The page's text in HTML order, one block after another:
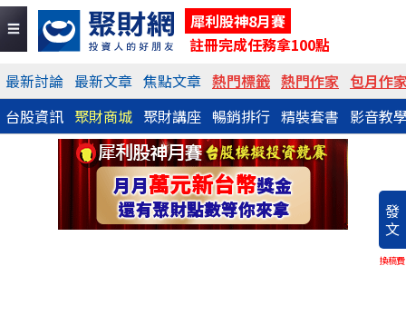
犀利股神8月賽
註冊完成任務拿100點
最新討論 最新文章 焦點文章 熱門標籤 熱門作家 包月作
台股資訊 聚財商城 聚財講座 暢銷排行 精裝套書 影音教
發
文
換稿費